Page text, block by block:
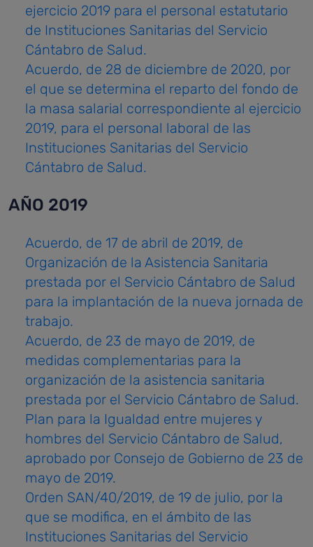
ejercicio 2019 para el personal estatutario
de Instituciones Sanitarias del Servicio
Cántabro de Salud.
Acuerdo, de 28 de diciembre de 2020, por
el que se determina el reparto del fondo de
la masa salarial correspondiente al ejercicio
2019, para el personal laboral de las
Instituciones Sanitarias del Servicio
Cántabro de Salud.
AÑO 2019
Acuerdo, de 17 de abril de 2019, de
Organización de la Asistencia Sanitaria
prestada por el Servicio Cántabro de Salud
para la implantación de la nueva jornada de
trabajo.
Acuerdo, de 23 de mayo de 2019, de
medidas complementarias para la
organización de la asistencia sanitaria
prestada por el Servicio Cántabro de Salud.
Plan para la Igualdad entre mujeres y
hombres del Servicio Cántabro de Salud,
aprobado por Consejo de Gobierno de 23 de
mayo de 2019.
Orden SAN/40/2019, de 19 de julio, por la
que se modifica, en el ámbito de las
Instituciones Sanitarias del Servicio